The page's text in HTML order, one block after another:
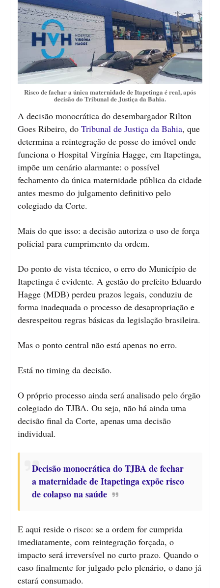
Risco de fachar a única maternidade de Itapetinga é real, após
decisão do Tribunal de Justiça da Bahia.
A decisão monocrática do desembargador Rilton
Goes Ribeiro, do Tribunal de Justiça da Bahia, que
determina a reintegração de posse do imóvel onde
funciona o Hospital Virgínia Hagge, em Itapetinga,
impõe um cenário alarmante: o possível
fechamento da única maternidade pública da cidade
antes mesmo do julgamento definitivo pelo
colegiado da Corte.
Mais do que isso: a decisão autoriza o uso de força
policial para cumprimento da ordem.
Do ponto de vista técnico, o erro do Município de
Itapetinga é evidente. A gestão do prefeito Eduardo
Hagge (MDB) perdeu prazos legais, conduziu de
forma inadequada o processo de desapropriação e
desrespeitou regras básicas da legislação brasileira.
Mas o ponto central não está apenas no erro.
Está no timing da decisão.
O próprio processo ainda será analisado pelo órgão
colegiado do TJBA. Ou seja, não há ainda uma
decisão final da Corte, apenas uma decisão
individual.
Decisão monocrática do TJBA de fechar
a maternidade de Itapetinga expõe risco
de colapso na saúde
E aqui reside o risco: se a ordem for cumprida
imediatamente, com reintegração forçada, o
impacto será irreversível no curto prazo. Quando o
caso finalmente for julgado pelo plenário, o dano já
estará consumado.